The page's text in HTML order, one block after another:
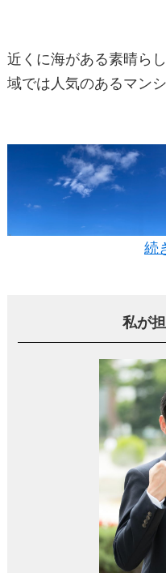
近くに海がある素晴ら
域では人気のあるマン
母が大切にしていた場
れぞれ別の場所で生活
に住むことはできませ
話し合いの結果、マン
うことに決めました。
続
私が